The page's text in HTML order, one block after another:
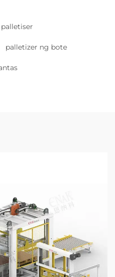
palletiser
palletizer ng bote